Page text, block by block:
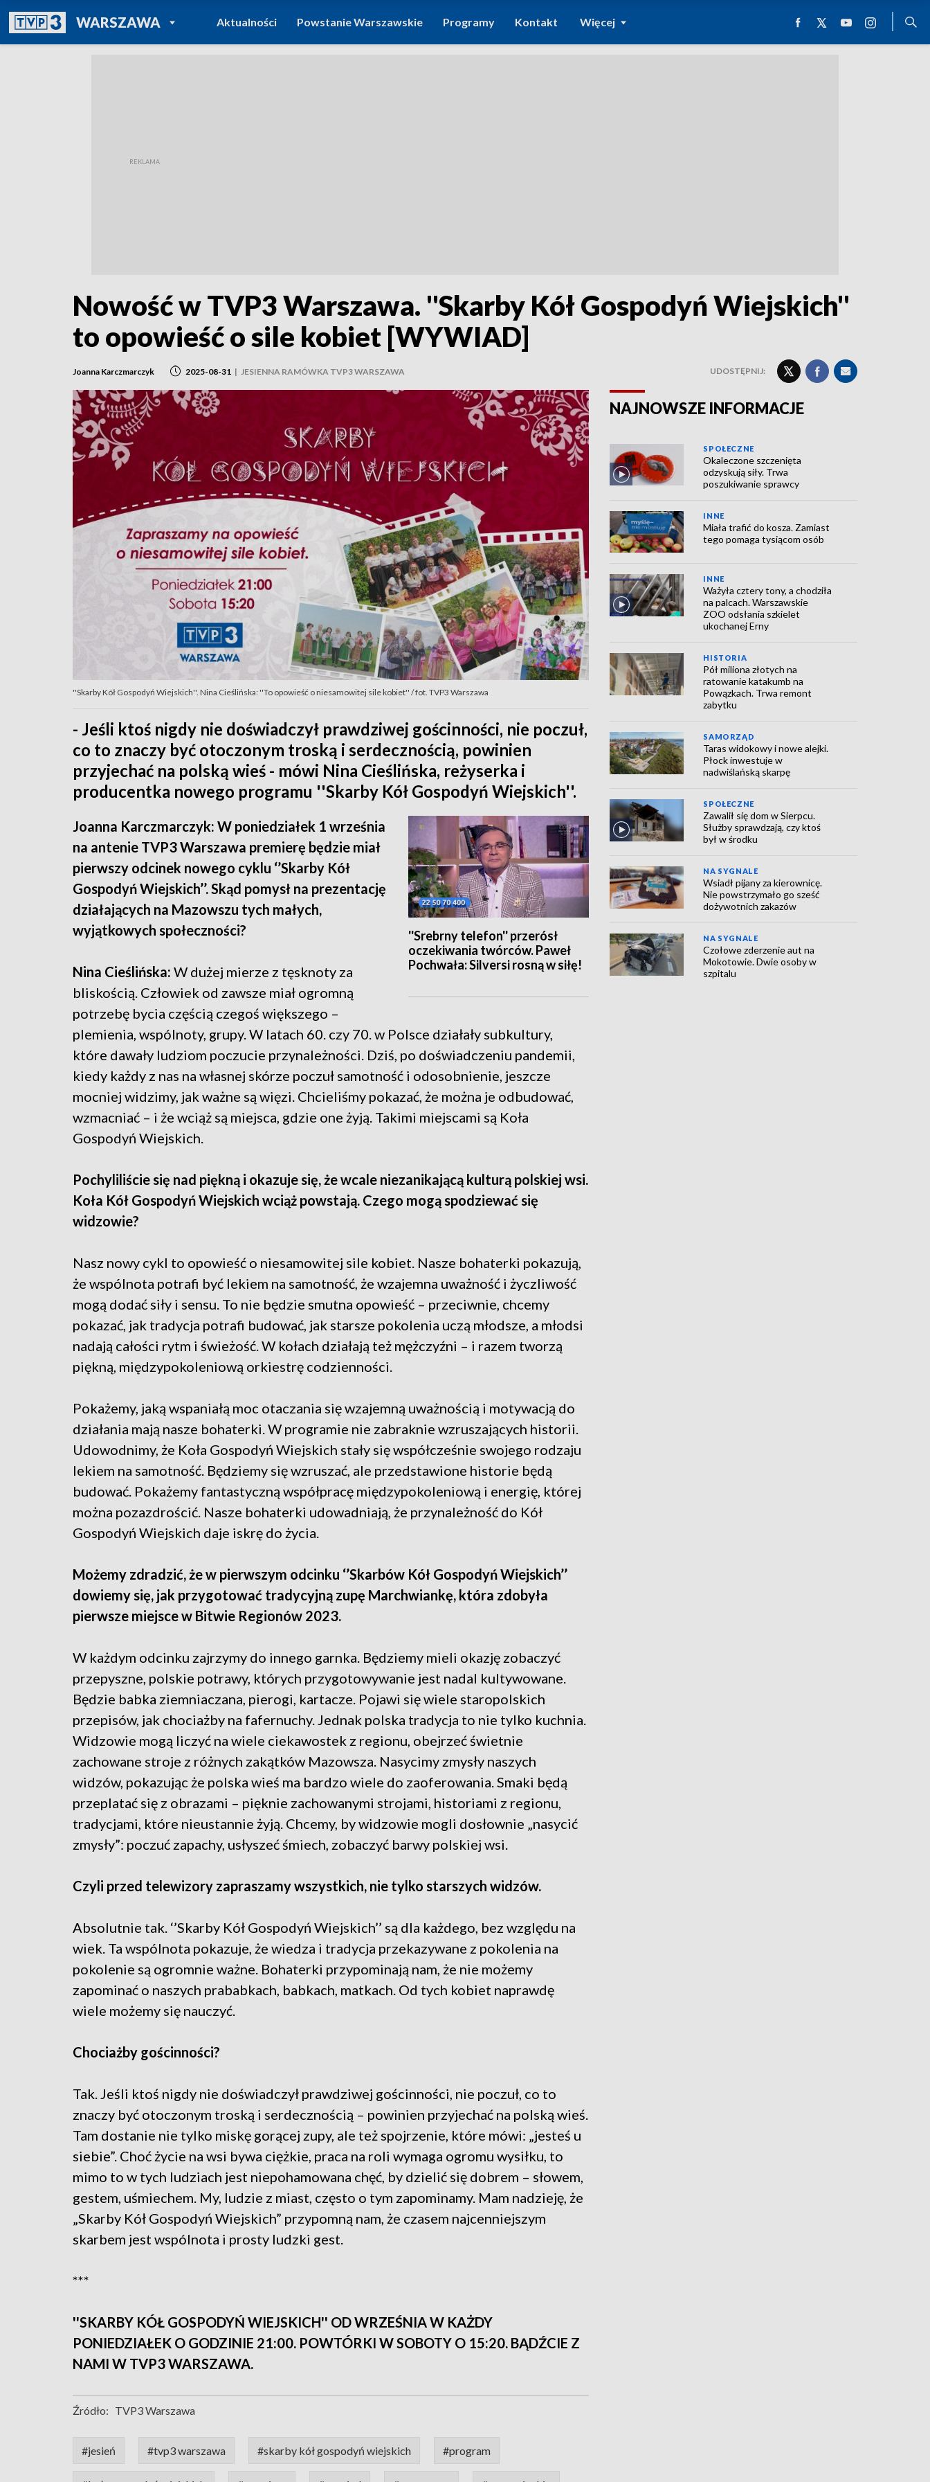
WARSZAWAPOWRÓT DO
TVP REGIONY
Aktualności Powstanie Warszawskie Programy Kontakt Więcej
Nowość w TVP3 Warszawa. ''Skarby Kół Gospodyń Wiejskich''
to opowieść o sile kobiet [WYWIAD]
Joanna Karczmarczyk 2025-08-31 | JESIENNA RAMÓWKA TVP3 WARSZAWA UDOSTĘPNIJ:
''Skarby Kół Gospodyń Wiejskich''. Nina Cieślińska: ''To opowieść o niesamowitej sile kobiet'' / fot. TVP3 Warszawa
- Jeśli ktoś nigdy nie doświadczył prawdziwej gościnności, nie poczuł,
co to znaczy być otoczonym troską i serdecznością, powinien
przyjechać na polską wieś - mówi Nina Cieślińska, reżyserka i
producentka nowego programu ''Skarby Kół Gospodyń Wiejskich''.
''Srebrny telefon'' przerósł
oczekiwania twórców. Paweł
Pochwała: Silversi rosną w siłę!
Joanna Karczmarczyk: W poniedziałek 1 września
na antenie TVP3 Warszawa premierę będzie miał
pierwszy odcinek nowego cyklu ‘’Skarby Kół
Gospodyń Wiejskich’’. Skąd pomysł na prezentację
działających na Mazowszu tych małych,
wyjątkowych społeczności?
Nina Cieślińska: W dużej mierze z tęsknoty za
bliskością. Człowiek od zawsze miał ogromną
potrzebę bycia częścią czegoś większego –
plemienia, wspólnoty, grupy. W latach 60. czy 70. w Polsce działały subkultury,
które dawały ludziom poczucie przynależności. Dziś, po doświadczeniu pandemii,
kiedy każdy z nas na własnej skórze poczuł samotność i odosobnienie, jeszcze
mocniej widzimy, jak ważne są więzi. Chcieliśmy pokazać, że można je odbudować,
wzmacniać – i że wciąż są miejsca, gdzie one żyją. Takimi miejscami są Koła
Gospodyń Wiejskich.
Pochyliliście się nad piękną i okazuje się, że wcale niezanikającą kulturą polskiej wsi.
Koła Kół Gospodyń Wiejskich wciąż powstają. Czego mogą spodziewać się
widzowie?
Nasz nowy cykl to opowieść o niesamowitej sile kobiet. Nasze bohaterki pokazują,
że wspólnota potrafi być lekiem na samotność, że wzajemna uważność i życzliwość
mogą dodać siły i sensu. To nie będzie smutna opowieść – przeciwnie, chcemy
pokazać, jak tradycja potrafi budować, jak starsze pokolenia uczą młodsze, a młodsi
nadają całości rytm i świeżość. W kołach działają też mężczyźni – i razem tworzą
piękną, międzypokoleniową orkiestrę codzienności.
Pokażemy, jaką wspaniałą moc otaczania się wzajemną uważnością i motywacją do
działania mają nasze bohaterki. W programie nie zabraknie wzruszających historii.
Udowodnimy, że Koła Gospodyń Wiejskich stały się współcześnie swojego rodzaju
lekiem na samotność. Będziemy się wzruszać, ale przedstawione historie będą
budować. Pokażemy fantastyczną współpracę międzypokoleniową i energię, której
można pozazdrościć. Nasze bohaterki udowadniają, że przynależność do Kół
Gospodyń Wiejskich daje iskrę do życia.
Możemy zdradzić, że w pierwszym odcinku ‘’Skarbów Kół Gospodyń Wiejskich’’
dowiemy się, jak przygotować tradycyjną zupę Marchwiankę, która zdobyła
pierwsze miejsce w Bitwie Regionów 2023.
W każdym odcinku zajrzymy do innego garnka. Będziemy mieli okazję zobaczyć
przepyszne, polskie potrawy, których przygotowywanie jest nadal kultywowane.
Będzie babka ziemniaczana, pierogi, kartacze. Pojawi się wiele staropolskich
przepisów, jak chociażby na fafernuchy. Jednak polska tradycja to nie tylko kuchnia.
Widzowie mogą liczyć na wiele ciekawostek z regionu, obejrzeć świetnie
zachowane stroje z różnych zakątków Mazowsza. Nasycimy zmysły naszych
widzów, pokazując że polska wieś ma bardzo wiele do zaoferowania. Smaki będą
przeplatać się z obrazami – pięknie zachowanymi strojami, historiami z regionu,
tradycjami, które nieustannie żyją. Chcemy, by widzowie mogli dosłownie „nasycić
zmysły”: poczuć zapachy, usłyszeć śmiech, zobaczyć barwy polskiej wsi.
Czyli przed telewizory zapraszamy wszystkich, nie tylko starszych widzów.
Absolutnie tak. ‘’Skarby Kół Gospodyń Wiejskich’’ są dla każdego, bez względu na
wiek. Ta wspólnota pokazuje, że wiedza i tradycja przekazywane z pokolenia na
pokolenie są ogromnie ważne. Bohaterki przypominają nam, że nie możemy
zapominać o naszych prababkach, babkach, matkach. Od tych kobiet naprawdę
wiele możemy się nauczyć.
Chociażby gościnności?
Tak. Jeśli ktoś nigdy nie doświadczył prawdziwej gościnności, nie poczuł, co to
znaczy być otoczonym troską i serdecznością – powinien przyjechać na polską wieś.
Tam dostanie nie tylko miskę gorącej zupy, ale też spojrzenie, które mówi: „jesteś u
siebie”. Choć życie na wsi bywa ciężkie, praca na roli wymaga ogromu wysiłku, to
mimo to w tych ludziach jest niepohamowana chęć, by dzielić się dobrem – słowem,
gestem, uśmiechem. My, ludzie z miast, często o tym zapominamy. Mam nadzieję, że
„Skarby Kół Gospodyń Wiejskich” przypomną nam, że czasem najcenniejszym
skarbem jest wspólnota i prosty ludzki gest.
***
''SKARBY KÓŁ GOSPODYŃ WIEJSKICH'' OD WRZEŚNIA W KAŻDY
PONIEDZIAŁEK O GODZINIE 21:00. POWTÓRKI W SOBOTY O 15:20. BĄDŹCIE Z
NAMI W TVP3 WARSZAWA.
Źródło: TVP3 Warszawa
#jesień #tvp3 warszawa #skarby kół gospodyń wiejskich #program
NAJNOWSZE INFORMACJE
SPOŁECZNE
Okaleczone szczenięta
odzyskują siły. Trwa
poszukiwanie sprawcy
INNE
Miała trafić do kosza. Zamiast
tego pomaga tysiącom osób
INNE
Ważyła cztery tony, a chodziła
na palcach. Warszawskie
ZOO odsłania szkielet
ukochanej Erny
HISTORIA
Pół miliona złotych na
ratowanie katakumb na
Powązkach. Trwa remont
zabytku
SAMORZĄD
Taras widokowy i nowe alejki.
Płock inwestuje w
nadwiślańską skarpę
SPOŁECZNE
Zawalił się dom w Sierpcu.
Służby sprawdzają, czy ktoś
był w środku
NA SYGNALE
Wsiadł pijany za kierownicę.
Nie powstrzymało go sześć
dożywotnich zakazów
NA SYGNALE
Czołowe zderzenie aut na
Mokotowie. Dwie osoby w
szpitalu